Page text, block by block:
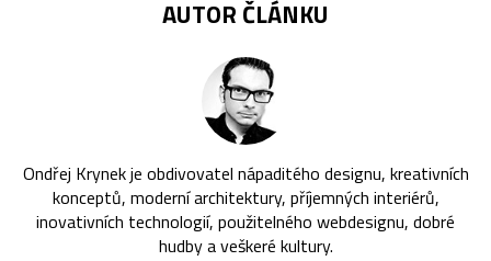
AUTOR ČLÁNKU
Ondřej Krynek je obdivovatel nápaditého designu, kreativních
konceptů, moderní architektury, příjemných interiérů,
inovativních technologií, použitelného webdesignu, dobré
hudby a veškeré kultury.